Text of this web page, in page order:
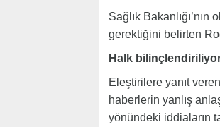
Sağlık
gerektiğini belirten
Halk
Eleştirilere yanıt
haberlerin yanlış
yönündeki iddiaların